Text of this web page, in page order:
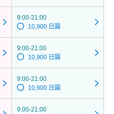
9:00-21:00
10,900 日圓
9:00-21:00
10,900 日圓
9:00-21:00
10,900 日圓
9:00-21:00